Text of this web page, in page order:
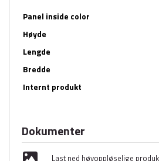
Panel inside color
Høyde
Lengde
Bredde
Internt produkt
Dokumenter
Last ned høyoppløselige